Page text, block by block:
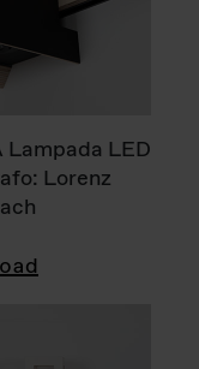
Lampada LED
Lorenz